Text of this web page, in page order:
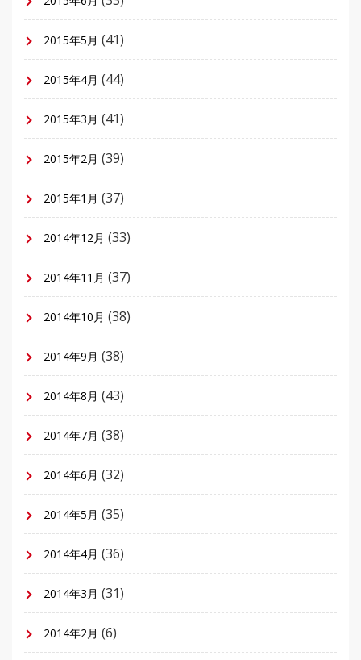
2015年5月 (41)
2015年4月 (44)
2015年3月 (41)
2015年2月 (39)
2015年1月 (37)
2014年12月 (33)
2014年11月 (37)
2014年10月 (38)
2014年9月 (38)
2014年8月 (43)
2014年7月 (38)
2014年6月 (32)
2014年5月 (35)
2014年4月 (36)
2014年3月 (31)
2014年2月 (6)